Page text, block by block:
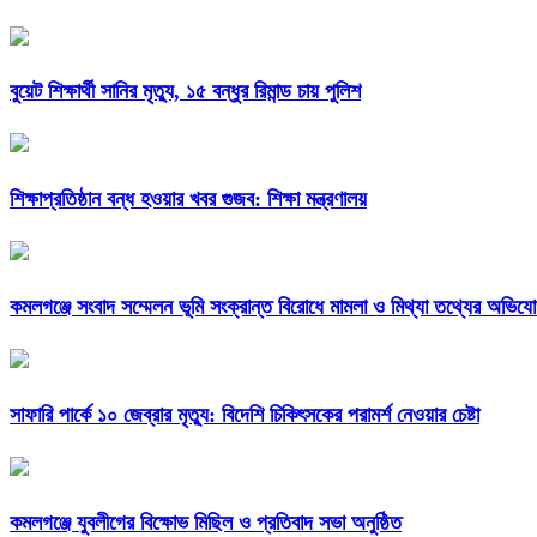
বুয়েট শিক্ষার্থী সানির মৃত্যু, ১৫ বন্ধুর রিমান্ড চায় পুলিশ
শিক্ষাপ্রতিষ্ঠান বন্ধ হওয়ার খবর গুজব: শিক্ষা মন্ত্রণালয়
কমলগঞ্জে সংবাদ সম্মেলন ভূমি সংক্রান্ত বিরোধে মামলা ও মিথ্যা তথ্যের
সাফারি পার্কে ১০ জেব্রার মৃত্যু: বিদেশি চিকিৎসকের পরামর্শ নেওয়ার চেষ্টা
কমলগঞ্জে যুবলীগের বিক্ষোভ মিছিল ও প্রতিবাদ সভা অনুষ্ঠিত